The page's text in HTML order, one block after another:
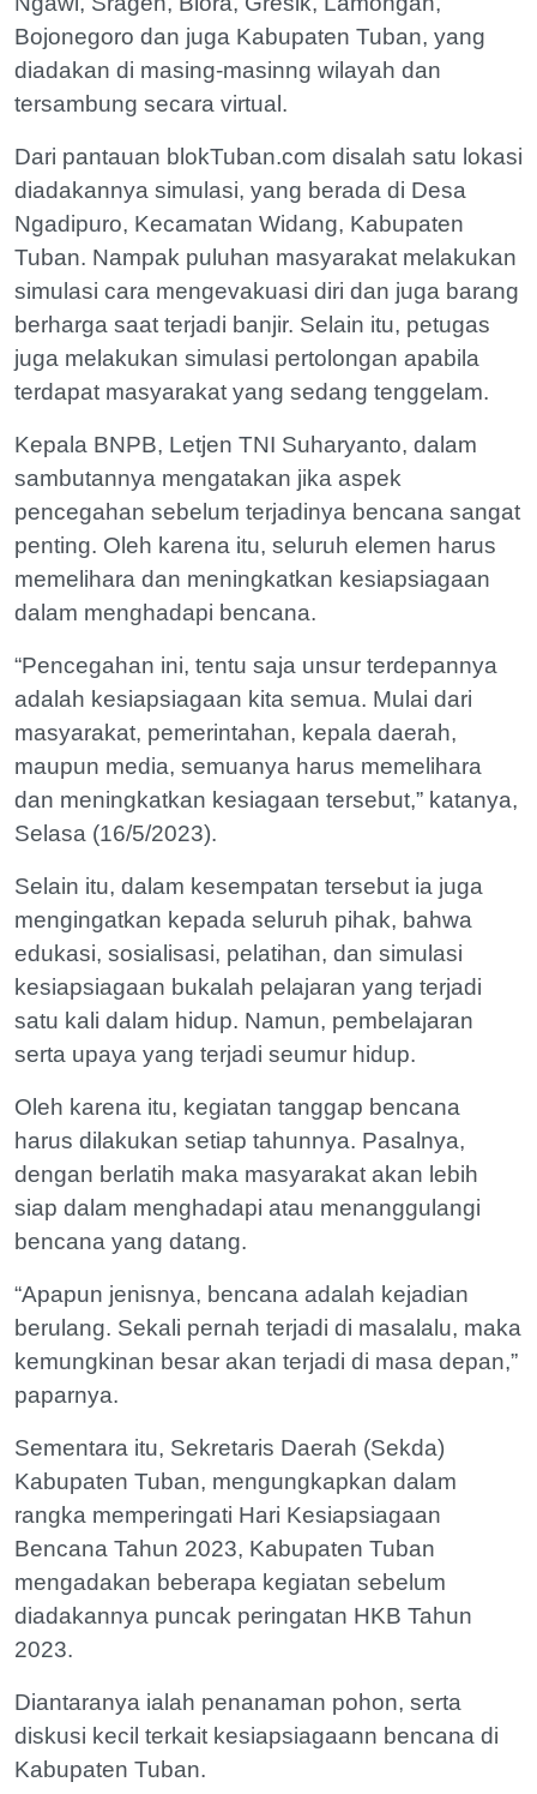
Bojonegoro dan juga Kabupaten Tuban, yang
diadakan di masing-masinng wilayah dan
tersambung secara virtual.
Dari pantauan blokTuban.com disalah satu lokasi
diadakannya simulasi, yang berada di Desa
Ngadipuro, Kecamatan Widang, Kabupaten
Tuban. Nampak puluhan masyarakat melakukan
simulasi cara mengevakuasi diri dan juga barang
berharga saat terjadi banjir. Selain itu, petugas
juga melakukan simulasi pertolongan apabila
terdapat masyarakat yang sedang tenggelam.
Kepala BNPB, Letjen TNI Suharyanto, dalam
sambutannya mengatakan jika aspek
pencegahan sebelum terjadinya bencana sangat
penting. Oleh karena itu, seluruh elemen harus
memelihara dan meningkatkan kesiapsiagaan
dalam menghadapi bencana.
“Pencegahan ini, tentu saja unsur terdepannya
adalah kesiapsiagaan kita semua. Mulai dari
masyarakat, pemerintahan, kepala daerah,
maupun media, semuanya harus memelihara
dan meningkatkan kesiagaan tersebut,” katanya,
Selasa (16/5/2023).
Selain itu, dalam kesempatan tersebut ia juga
mengingatkan kepada seluruh pihak, bahwa
edukasi, sosialisasi, pelatihan, dan simulasi
kesiapsiagaan bukalah pelajaran yang terjadi
satu kali dalam hidup. Namun, pembelajaran
serta upaya yang terjadi seumur hidup.
Oleh karena itu, kegiatan tanggap bencana
harus dilakukan setiap tahunnya. Pasalnya,
dengan berlatih maka masyarakat akan lebih
siap dalam menghadapi atau menanggulangi
bencana yang datang.
“Apapun jenisnya, bencana adalah kejadian
berulang. Sekali pernah terjadi di masalalu, maka
kemungkinan besar akan terjadi di masa depan,”
paparnya.
Sementara itu, Sekretaris Daerah (Sekda)
Kabupaten Tuban, mengungkapkan dalam
rangka memperingati Hari Kesiapsiagaan
Bencana Tahun 2023, Kabupaten Tuban
mengadakan beberapa kegiatan sebelum
diadakannya puncak peringatan HKB Tahun
2023.
Diantaranya ialah penanaman pohon, serta
diskusi kecil terkait kesiapsiagaann bencana di
Kabupaten Tuban.